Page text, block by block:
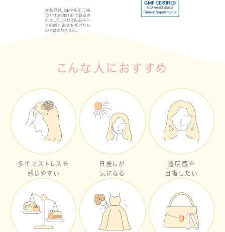
こんな人におすすめ
多忙でストレスを
感じやすい
日差しが
気になる
透明感を
目指したい